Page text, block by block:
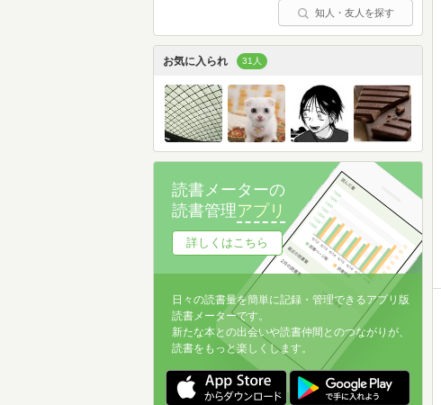
知人・友人を探す
お気に入られ 31人
読書メーターの
読書管理アプリ
詳しくはこちら
日々の読書量を簡単に記録・管理できるアプリ版
読書メーターです。
新たな本との出会いや読書仲間とのつながりが、
読書をもっと楽しくします。